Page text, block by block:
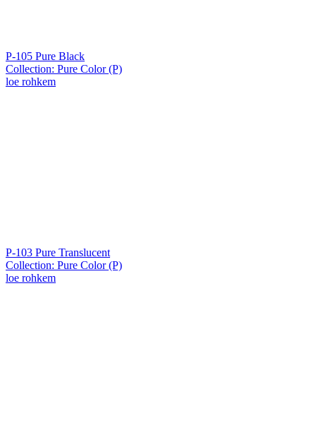
P-105 Pure Black
Collection: Pure Color (P)
loe rohkem
P-103 Pure Translucent
Collection: Pure Color (P)
loe rohkem